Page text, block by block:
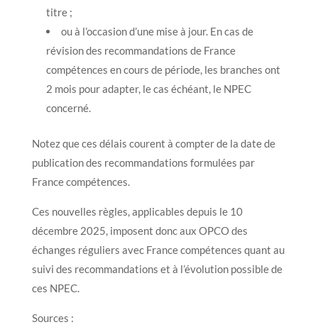
titre ;
ou à l’occasion d’une mise à jour. En cas de
révision des recommandations de France
compétences en cours de période, les branches ont
2 mois pour adapter, le cas échéant, le NPEC
concerné.
Notez que ces délais courent à compter de la date de
publication des recommandations formulées par
France compétences.
Ces nouvelles règles, applicables depuis le 10
décembre 2025, imposent donc aux OPCO des
échanges réguliers avec France compétences quant au
suivi des recommandations et à l’évolution possible de
ces NPEC.
Sources :